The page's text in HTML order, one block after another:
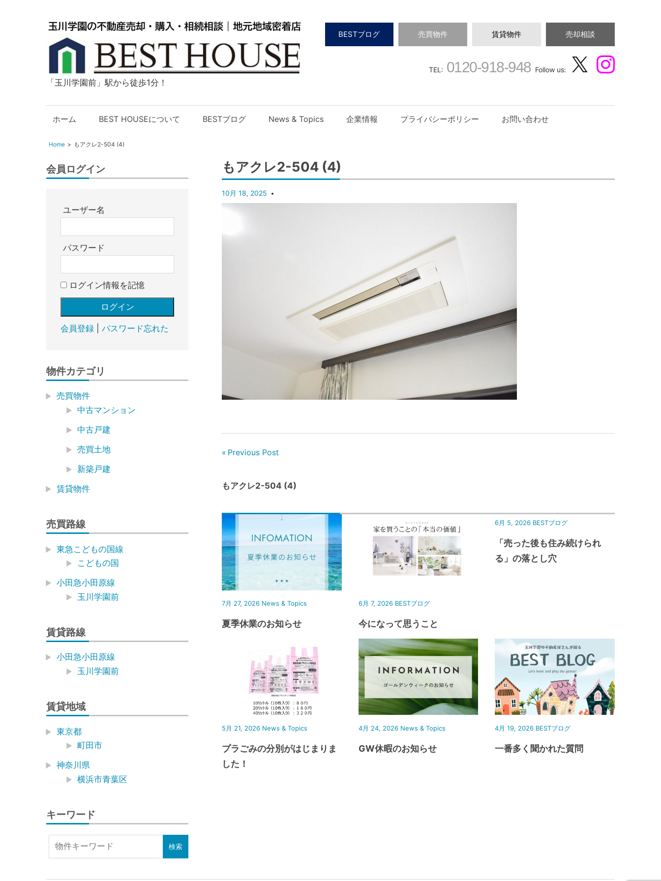
玉
学
の
動
産
入・
却・
BEST
HOUSE
「玉川学園前」駅から徒歩1分！
BESTブログ 売買物件 賃貸物件 売却相談
TEL: 0120-918-948Follow us:
ホーム BEST HOUSEについて BESTブログ News & Topics 企業情報 プライバシーポリシー お問い合わせ
Home もアクレ2-504 (4)
もアクレ2-504 (4)
10月 18, 2025
Previous Post
もアクレ2-504 (4)
7月 27, 2026 News & Topics
夏季休業のお知らせ
6月 7, 2026 BESTブログ
今になって思うこと
6月 5, 2026 BESTブログ
「売った後も住み続けられ
る」の落とし穴
5月 21, 2026 News & Topics
プラごみの分別がはじまりま
した！
4月 24, 2026 News & Topics
GW休暇のお知らせ
4月 19, 2026 BESTブログ
一番多く聞かれた質問
会員ログイン
ユーザー名
パスワード
ログイン情報を記憶
会員登録| パスワード忘れた
物件カテゴリ
売買物件
中古マンション
中古戸建
売買土地
新築戸建
賃貸物件
売買路線
東急こどもの国線
こどもの国
小田急小田原線
玉川学園前
賃貸路線
小田急小田原線
玉川学園前
賃貸地域
東京都
町田市
神奈川県
横浜市青葉区
キーワード